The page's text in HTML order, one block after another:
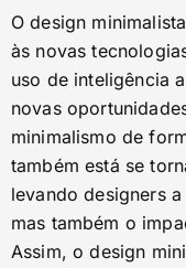
O design
às novas
uso de inteligência
novas
minimalismo de
também está se
levando designers
mas também o
Assim, o design